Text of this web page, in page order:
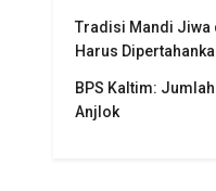
Tradisi Mandi Jiwa
Harus
BPS Kaltim:
Anjlok